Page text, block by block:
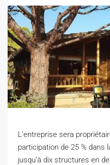
L’entreprise sera
participation de 25 % dans
jusqu’à dix structures en